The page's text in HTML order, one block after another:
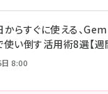
からすぐに使える、
使い倒す活用術8選【週
8:00